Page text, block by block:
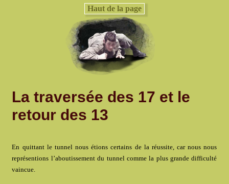
Haut de la page
La traversée des 17 et le
retour des 13
En quittant le tunnel nous étions certains de la réussite, car nous nous
représentions l’aboutissement du tunnel comme la plus grande difficulté
vaincue.